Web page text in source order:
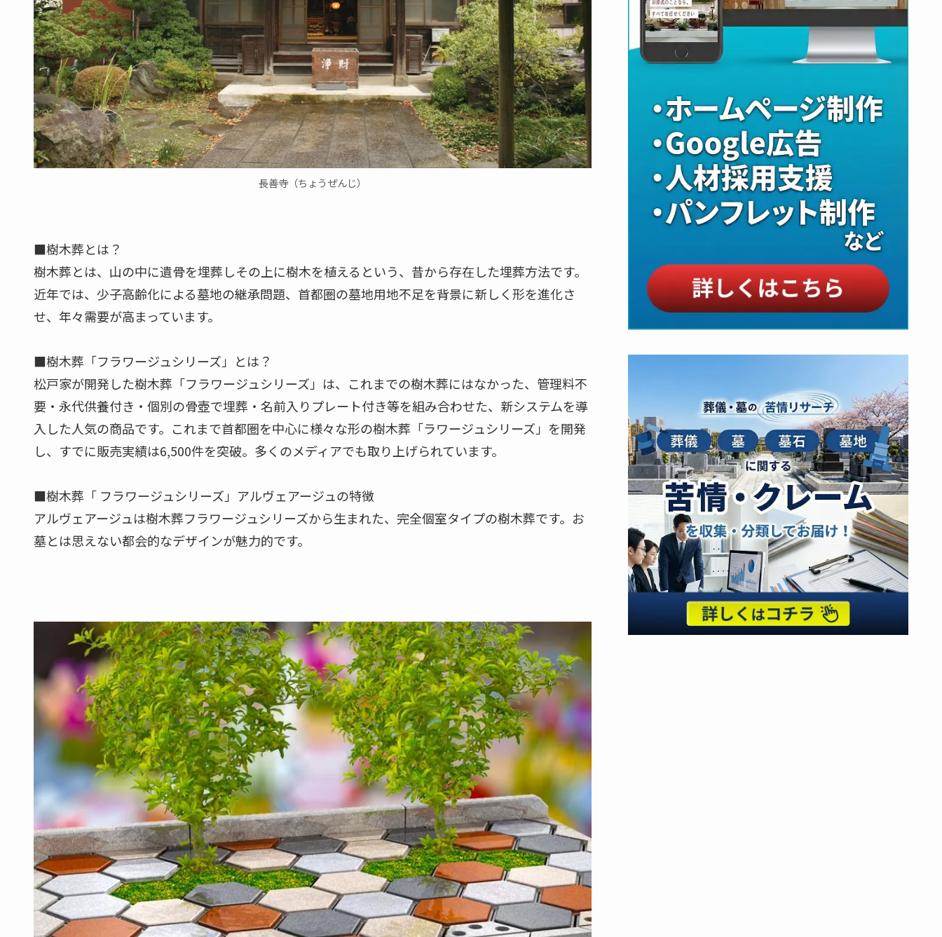
長善寺（ちょうぜんじ）
■樹木葬とは？
樹木葬とは、山の中に遺骨を埋葬しその上に樹木を植えるという、昔から存在した埋葬方法です。
近年では、少子高齢化による墓地の継承問題、首都圏の墓地用地不足を背景に新しく形を進化さ
せ、年々需要が高まっています。
■樹木葬「フラワージュシリーズ」とは？
松戸家が開発した樹木葬「フラワージュシリーズ」は、これまでの樹木葬にはなかった、管理料不
要・永代供養付き・個別の骨壺で埋葬・名前入りプレート付き等を組み合わせた、新システムを導
入した人気の商品です。これまで首都圏を中心に様々な形の樹木葬「ラワージュシリーズ」を開発
し、すでに販売実績は6,500件を突破。多くのメディアでも取り上げられています。
■樹木葬「 フラワージュシリーズ」アルヴェアージュの特徴
アルヴェアージュは樹木葬フラワージュシリーズから生まれた、完全個室タイプの樹木葬です。お
墓とは思えない都会的なデザインが魅力的です。